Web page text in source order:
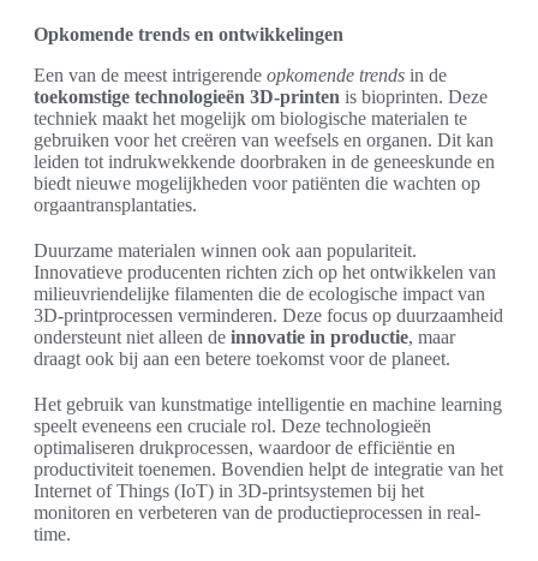
Opkomende trends en ontwikkelingen
Een van de meest intrigerende opkomende trends in de
toekomstige technologieën 3D-printen is bioprinten. Deze
techniek maakt het mogelijk om biologische materialen te
gebruiken voor het creëren van weefsels en organen. Dit kan
leiden tot indrukwekkende doorbraken in de geneeskunde en
biedt nieuwe mogelijkheden voor patiënten die wachten op
orgaantransplantaties.
Duurzame materialen winnen ook aan populariteit.
Innovatieve producenten richten zich op het ontwikkelen van
milieuvriendelijke filamenten die de ecologische impact van
3D-printprocessen verminderen. Deze focus op duurzaamheid
ondersteunt niet alleen de innovatie in productie, maar
draagt ook bij aan een betere toekomst voor de planeet.
Het gebruik van kunstmatige intelligentie en machine learning
speelt eveneens een cruciale rol. Deze technologieën
optimaliseren drukprocessen, waardoor de efficiëntie en
productiviteit toenemen. Bovendien helpt de integratie van het
Internet of Things (IoT) in 3D-printsystemen bij het
monitoren en verbeteren van de productieprocessen in real-
time.